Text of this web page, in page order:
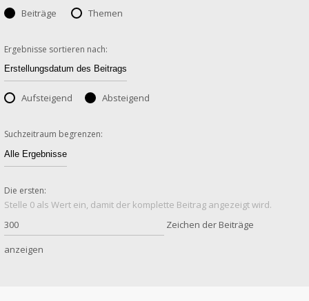
Beiträge Themen
Ergebnisse sortieren nach:
Aufsteigend Absteigend
Suchzeitraum begrenzen:
Die ersten:
Stelle 0 als Wert ein, damit der komplette Beitrag angezeigt wird.
Zeichen der Beiträge
anzeigen